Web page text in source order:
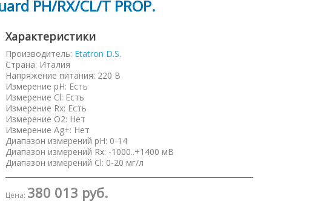
PH/RX/CL/T PROP.
Характеристики
Производитель: Etatron D.S.
Страна: Италия
Напряжение питания: 220 В
Измерение pH: Есть
Измерение Cl: Есть
Измерение Rx: Есть
Измерение O2: Нет
Измерение Ag+: Нет
Диапазон измерений pH: 0-14
Диапазон измерений Rx: -1000..+1400 мВ
Диапазон измерений Cl: 0-20 мг/л
Цена: 380 013 руб.